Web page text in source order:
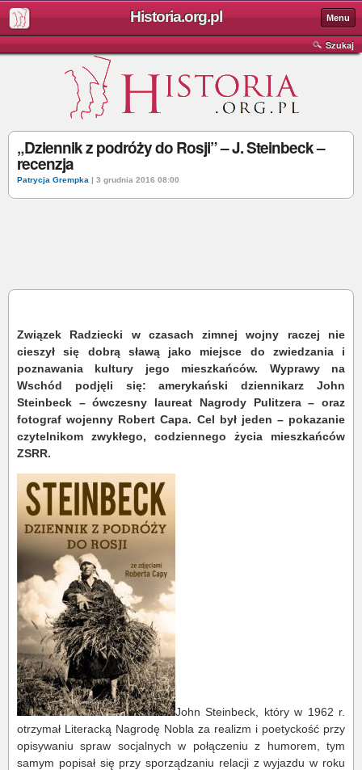
Historia.org.pl Menu
Szukaj
„Dziennik z podróży do Rosji” – J. Steinbeck –
recenzja
Patrycja Grempka | 3 grudnia 2016 08:00
Związek Radziecki w czasach zimnej wojny raczej nie
cieszył się dobrą sławą jako miejsce do zwiedzania i
poznawania kultury jego mieszkańców. Wyprawy na
Wschód podjęli się: amerykański dziennikarz John
Steinbeck – ówczesny laureat Nagrody Pulitzera – oraz
fotograf wojenny Robert Capa. Cel był jeden – pokazanie
czytelnikom zwykłego, codziennego życia mieszkańców
ZSRR.
John Steinbeck, który w 1962 r.
otrzymał Literacką Nagrodę Nobla za realizm i poetyckość przy
opisywaniu spraw socjalnych w połączeniu z humorem, tym
samym popisał się przy sporządzaniu relacji z wyjazdu w roku